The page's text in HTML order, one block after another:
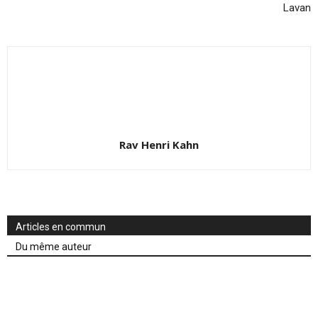
Lavan
Rav Henri Kahn
Articles en commun
Du même auteur